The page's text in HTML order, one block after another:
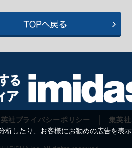
社プライバシーポリシー 集英
したり、お客様にお勧めの広告を表